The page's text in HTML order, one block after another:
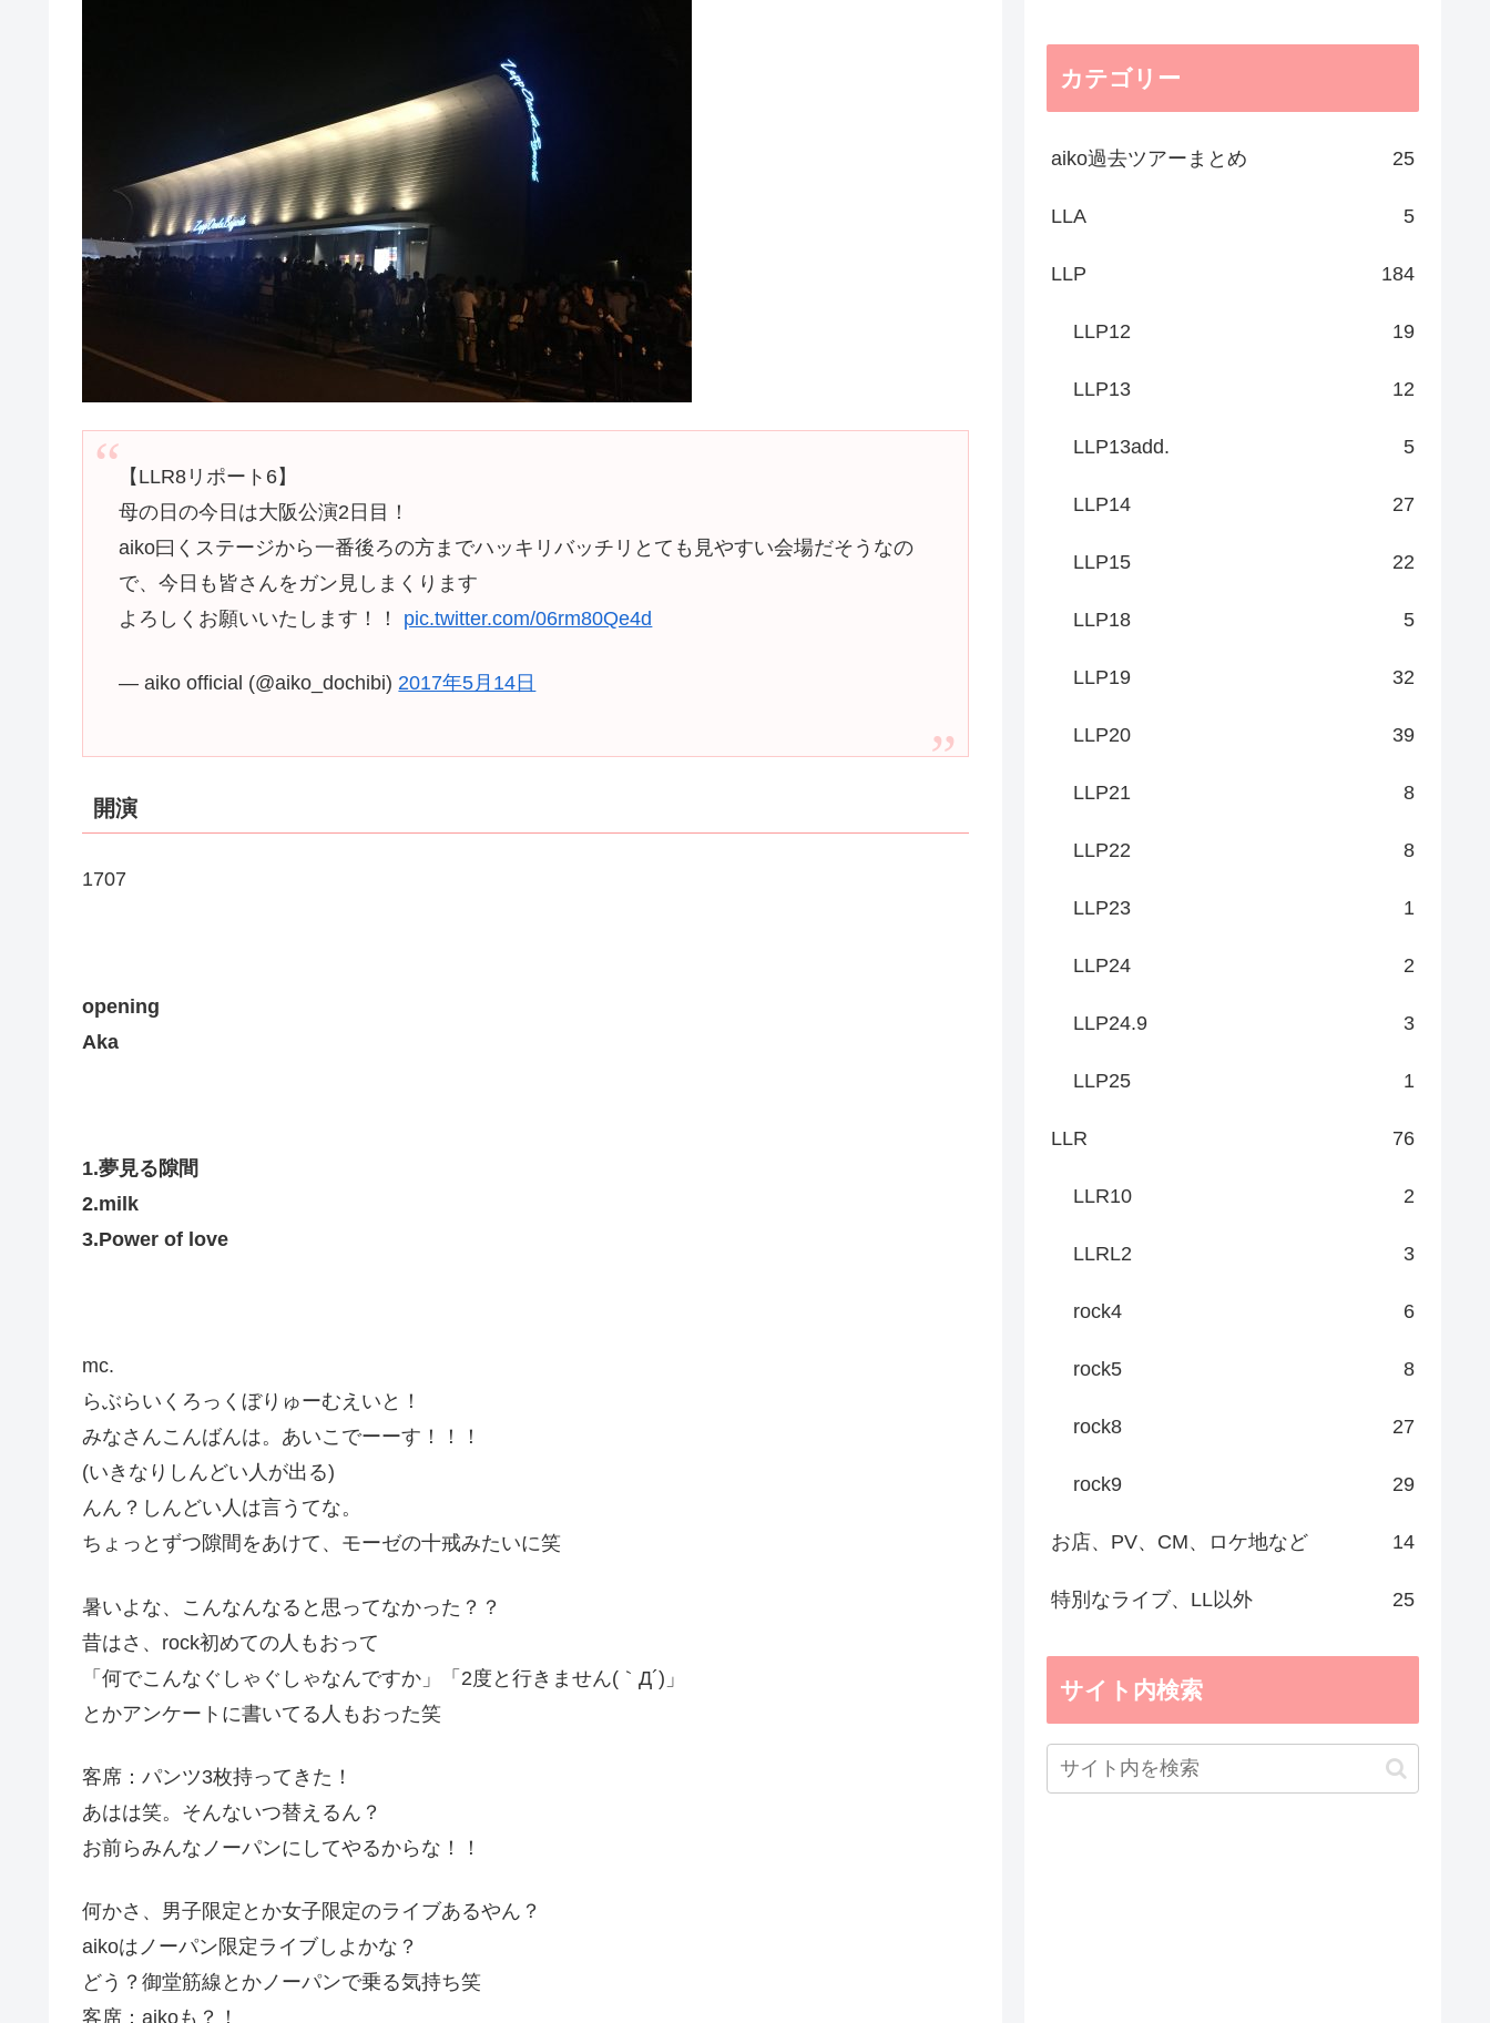
【LLR8リポート6】
母の日の今日は大阪公演2日目！
aiko曰くステージから一番後ろの方までハッキリバッチリとても見やすい会場だそうなの
で、今日も皆さんをガン見しまくります
よろしくお願いいたします！！ pic.twitter.com/06rm80Qe4d
— aiko official (@aiko_dochibi) 2017年5月14日
開演
1707
opening
Aka
1.夢見る隙間
2.milk
3.Power of love
mc.
らぶらいくろっくぼりゅーむえいと！
みなさんこんばんは。あいこでーーす！！！
(いきなりしんどい人が出る)
んん？しんどい人は言うてな。
ちょっとずつ隙間をあけて、モーゼの十戒みたいに笑
暑いよな、こんなんなると思ってなかった？？
昔はさ、rock初めての人もおって
「何でこんなぐしゃぐしゃなんですか」「2度と行きません(｀Д´)」
とかアンケートに書いてる人もおった笑
客席：パンツ3枚持ってきた！
あはは笑。そんないつ替えるん？
お前らみんなノーパンにしてやるからな！！
何かさ、男子限定とか女子限定のライブあるやん？
aikoはノーパン限定ライブしよかな？
どう？御堂筋線とかノーパンで乗る気持ち笑
客席：aikoも？！
カテゴリー
aiko過去ツアーまとめ 25
LLA 5
LLP 184
LLP12 19
LLP13 12
LLP13add. 5
LLP14 27
LLP15 22
LLP18 5
LLP19 32
LLP20 39
LLP21 8
LLP22 8
LLP23 1
LLP24 2
LLP24.9 3
LLP25 1
LLR 76
LLR10 2
LLRL2 3
rock4 6
rock5 8
rock8 27
rock9 29
お店、PV、CM、ロケ地など 14
特別なライブ、LL以外 25
サイト内検索